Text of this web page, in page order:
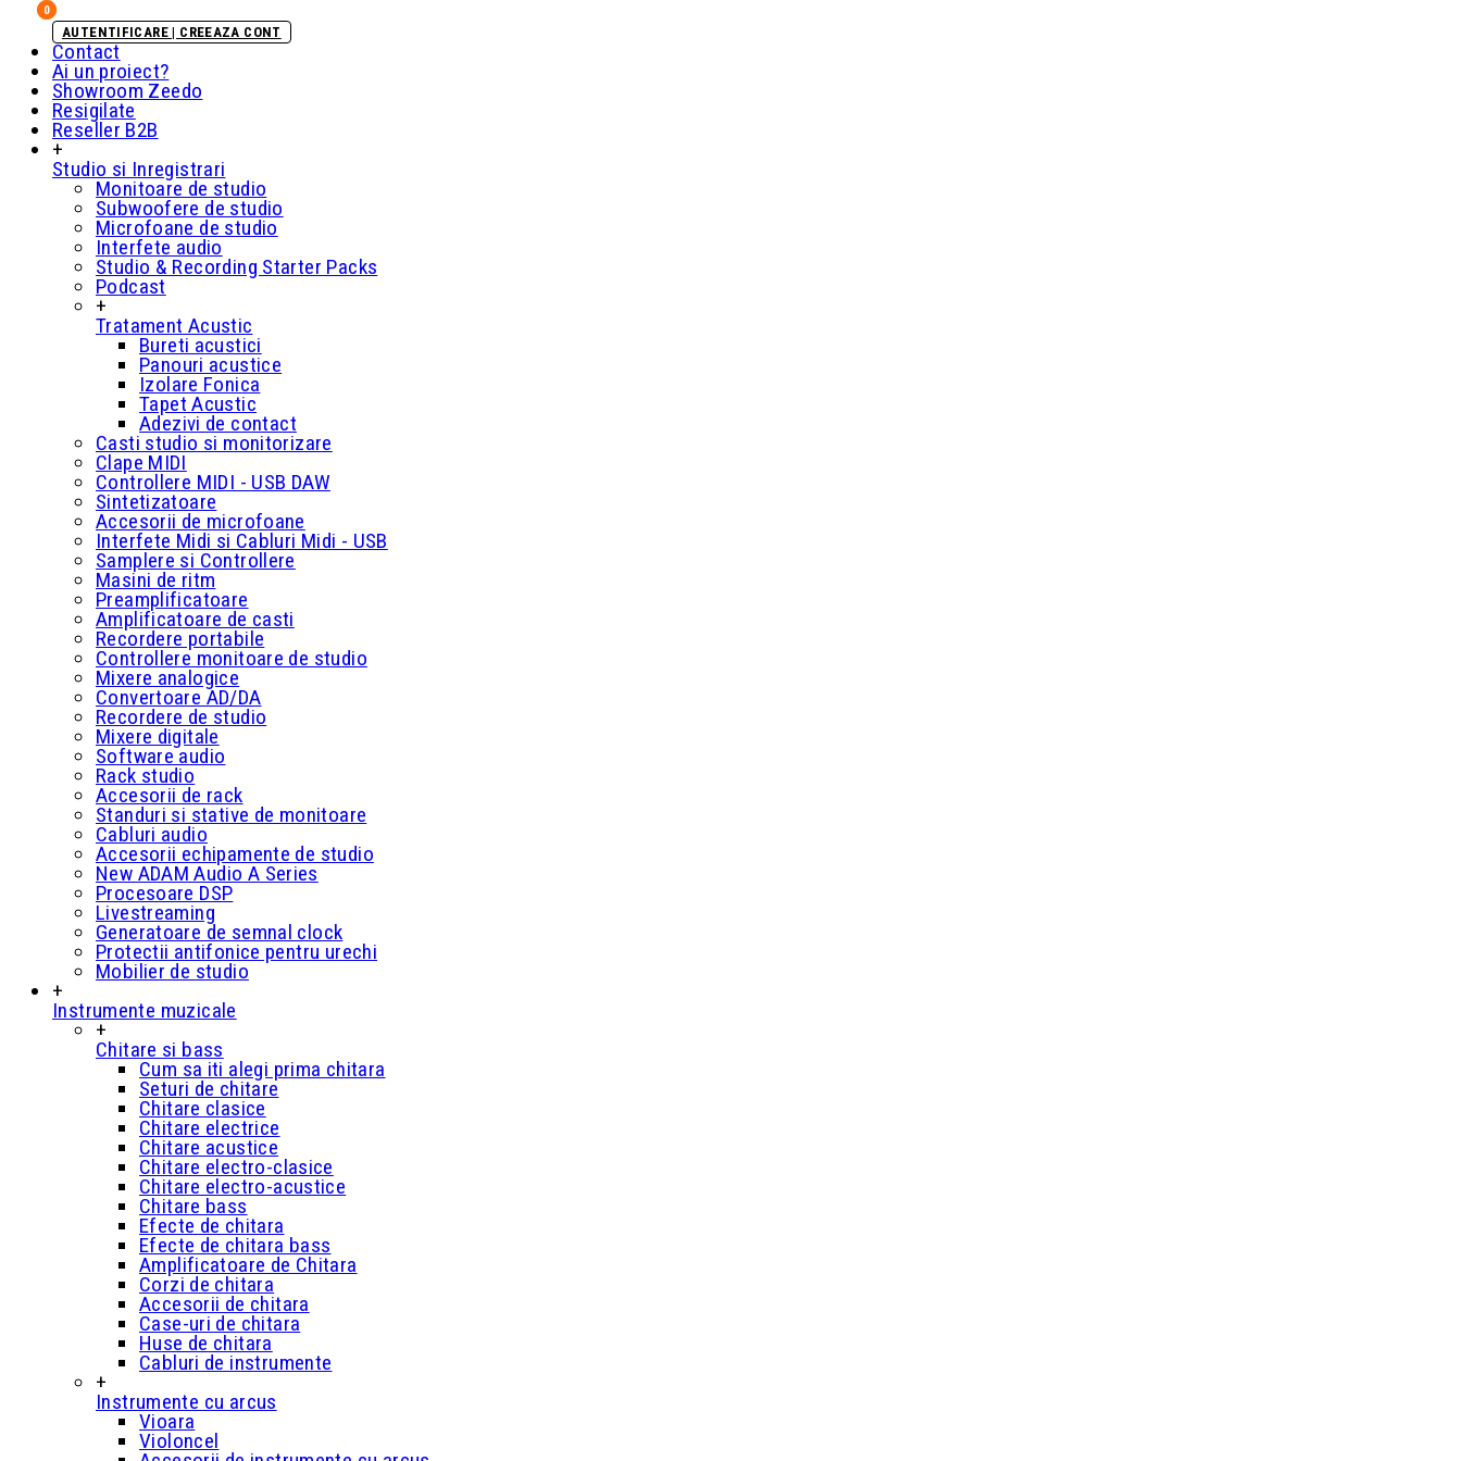
AUTENTIFICARE | CREEAZA CONT
Contact
Ai un proiect?
Showroom Zeedo
Resigilate
Reseller B2B
+
Studio si Inregistrari
Monitoare de studio
Subwoofere de studio
Microfoane de studio
Interfete audio
Studio & Recording Starter Packs
Podcast
+
Tratament Acustic
Bureti acustici
Panouri acustice
Izolare Fonica
Tapet Acustic
Adezivi de contact
Casti studio si monitorizare
Clape MIDI
Controllere MIDI - USB DAW
Sintetizatoare
Accesorii de microfoane
Interfete Midi si Cabluri Midi - USB
Samplere si Controllere
Masini de ritm
Preamplificatoare
Amplificatoare de casti
Recordere portabile
Controllere monitoare de studio
Mixere analogice
Convertoare AD/DA
Recordere de studio
Mixere digitale
Software audio
Rack studio
Accesorii de rack
Standuri si stative de monitoare
Cabluri audio
Accesorii echipamente de studio
New ADAM Audio A Series
Procesoare DSP
Livestreaming
Generatoare de semnal clock
Protectii antifonice pentru urechi
Mobilier de studio
+
Instrumente muzicale
+
Chitare si bass
Cum sa iti alegi prima chitara
Seturi de chitare
Chitare clasice
Chitare electrice
Chitare acustice
Chitare electro-clasice
Chitare electro-acustice
Chitare bass
Efecte de chitara
Efecte de chitara bass
Amplificatoare de Chitara
Corzi de chitara
Accesorii de chitara
Case-uri de chitara
Huse de chitara
Cabluri de instrumente
+
Instrumente cu arcus
Vioara
Violoncel
0
0